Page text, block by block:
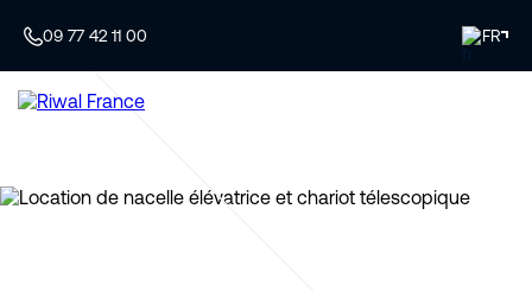
09 77 42 11 00 FR